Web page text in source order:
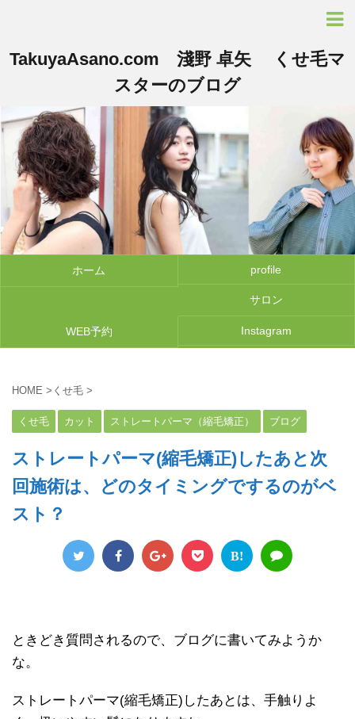
TakuyaAsano.com 淺野 卓矢 くせ毛マ
スターのブログ
ホーム profile
サロン
WEB予約 Instagram
HOME > くせ毛 >
くせ毛 カット ストレートパーマ（縮毛矯正） ブログ
ストレートパーマ(縮毛矯正)したあと次
回施術は、どのタイミングでするのがベ
スト？
B!
ときどき質問されるので、ブログに書いてみようか
な。
ストレートパーマ(縮毛矯正)したあとは、手触りよ